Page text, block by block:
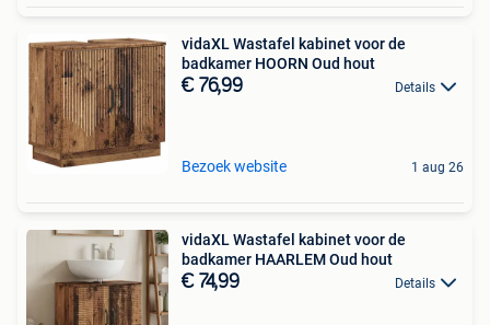
vidaXL Wastafel kabinet voor de
badkamer HOORN Oud hout
€ 76,99 Details
Bezoek website 1 aug 26
vidaXL Wastafel kabinet voor de
badkamer HAARLEM Oud hout
€ 74,99 Details